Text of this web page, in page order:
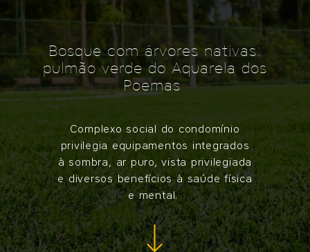
Bosque com árvores nativas:
pulmão verde do Aquarela dos
Poemas
Complexo social do condomínio
privilegia equipamentos integrados
à sombra, ar puro, vista privilegiada
e diversos benefícios à saúde física
e mental.